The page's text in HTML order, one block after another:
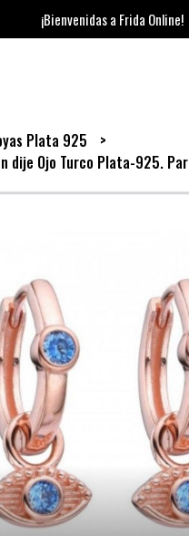
¡Bienvenidas a Frida Online!
Plata 925
dije Ojo Turco Plata-925. Par